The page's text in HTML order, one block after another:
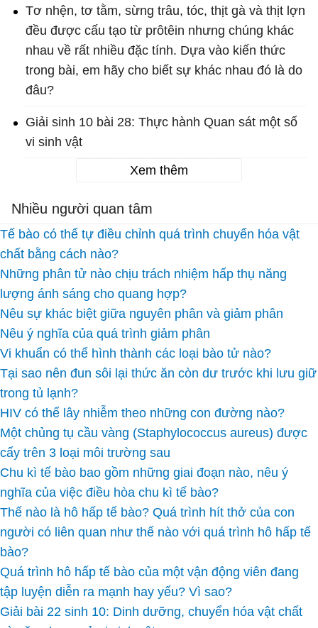
Tơ nhện, tơ tằm, sừng trâu, tóc, thịt gà và thịt lợn
đều được cấu tạo từ prôtêin nhưng chúng khác
nhau về rất nhiều đặc tính. Dựa vào kiến thức
trong bài, em hãy cho biết sự khác nhau đó là do
đâu?
Giải sinh 10 bài 28: Thực hành Quan sát một số
vi sinh vật
Xem thêm
Nhiều người quan tâm
Tế bào có thể tự điều chỉnh quá trình chuyển hóa vật
chất bằng cách nào?
Những phân tử nào chịu trách nhiệm hấp thụ năng
lượng ánh sáng cho quang hợp?
Nêu sự khác biệt giữa nguyên phân và giảm phân
Nêu ý nghĩa của quá trình giảm phân
Vi khuẩn có thể hình thành các loại bào tử nào?
Tại sao nên đun sôi lại thức ăn còn dư trước khi lưu giữ
trong tủ lạnh?
HIV có thể lây nhiễm theo những con đường nào?
Một chủng tụ cầu vàng (Staphylococcus aureus) được
cấy trên 3 loại môi trường sau
Chu kì tế bào bao gồm những giai đoạn nào, nêu ý
nghĩa của việc điều hòa chu kì tế bào?
Thế nào là hô hấp tế bào? Quá trình hít thở của con
người có liên quan như thế nào với quá trình hô hấp tế
bào?
Quá trình hô hấp tế bào của một vận động viên đang
tập luyện diễn ra mạnh hay yếu? Vì sao?
Giải bài 22 sinh 10: Dinh dưỡng, chuyển hóa vật chất